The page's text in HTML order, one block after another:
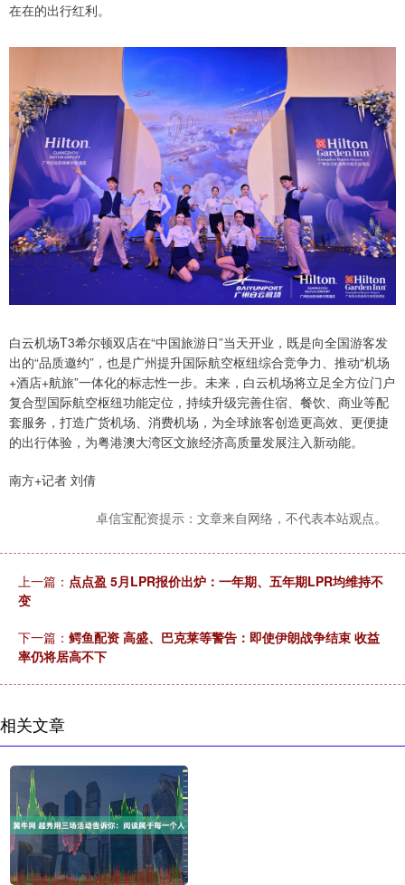
在在的出行红利。
白云机场T3希尔顿双店在“中国旅游日”当天开业，既是向全国游客发
出的“品质邀约”，也是广州提升国际航空枢纽综合竞争力、推动“机场
+酒店+航旅”一体化的标志性一步。未来，白云机场将立足全方位门户
复合型国际航空枢纽功能定位，持续升级完善住宿、餐饮、商业等配
套服务，打造广货机场、消费机场，为全球旅客创造更高效、更便捷
的出行体验，为粤港澳大湾区文旅经济高质量发展注入新动能。
南方+记者 刘倩
卓信宝配资提示：文章来自网络，不代表本站观点。
上一篇： 点点盈 5月LPR报价出炉：一年期、五年期LPR均维持不
变
下一篇： 鳄鱼配资 高盛、巴克莱等警告：即使伊朗战争结束 收益
率仍将居高不下
相关文章